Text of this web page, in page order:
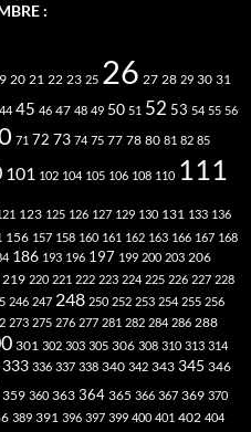
:
20 21 22 23 25 26 27 28 29 30 31
44 45 46 47 48 49 50 51 52 53 54 55 56
71 72 73 74 75 77 78 80 81 82 85
101 102 104 105 106 108 110 111
123 125 126 127 129 130 131 133 136
156 157 158 160 161 162 163 166 167 168
186 193 196 197 199 200 203 206
219 220 221 222 223 224 225 226 227 228
246 247 248 250 252 253 254 255 256
273 275 276 277 281 282 284 286 288
301 302 303 305 306 308 310 313 314
333 336 337 338 340 342 343 345 346
359 360 363 364 365 366 367 369 370
389 391 396 397 399 400 401 402 404